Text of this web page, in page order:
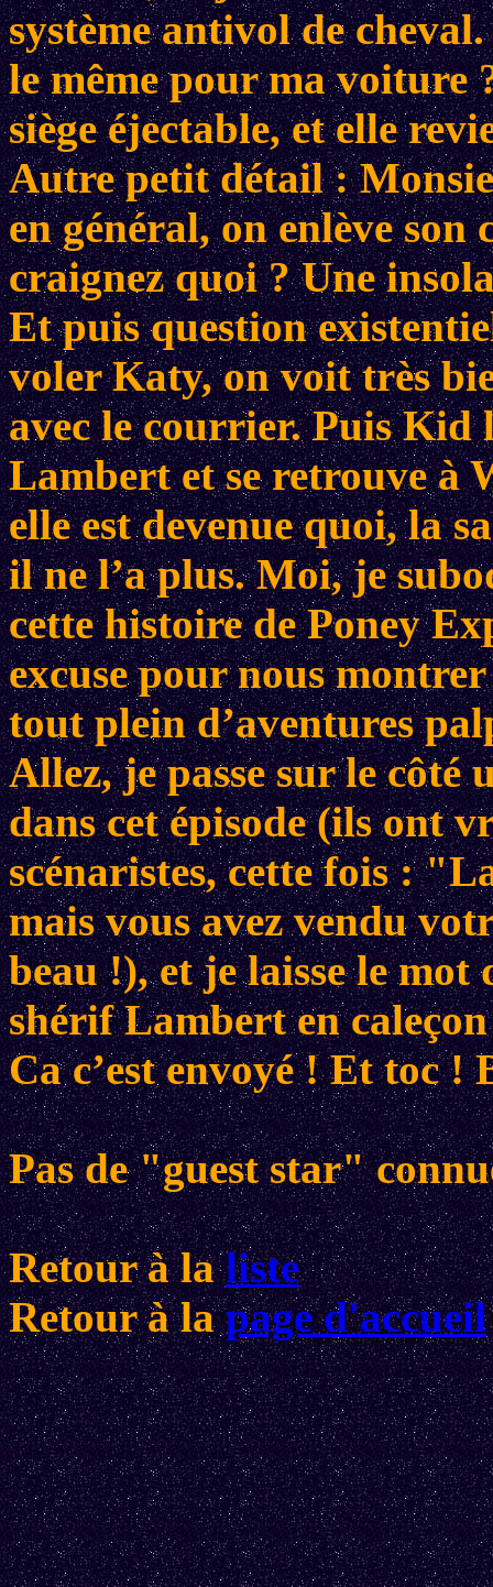
système antivol de
le même pour ma voiture
siège éjectable, et elle
Autre petit détail :
en général, on enlève
craignez quoi ? Une
Et puis question
voler Katy, on voit très
avec le courrier. Puis Kid
Lambert et se retrouve à
elle est devenue quoi, la
il ne l’a plus. Moi, je
cette histoire de Poney
excuse pour nous
tout plein d’aventures
Allez, je passe sur le
dans cet épisode (ils ont
scénaristes, cette fois :
mais vous avez vendu
beau !), et je laisse le mot
shérif Lambert en
Ca c’est envoyé ! Et toc !
Pas de "guest star"
Retour à laliste
Retour à lapage d'accueil